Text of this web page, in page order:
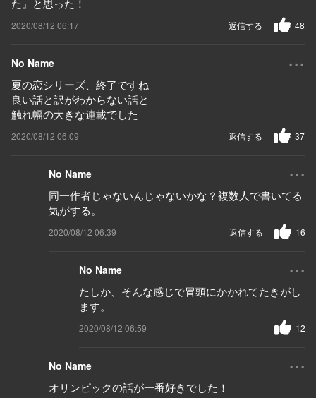
た』と思った！
2020/08/12 06:17 48
返信する
No Name ...
夏の恋シリーズ、終了ですね
良い話と訳がわからない話と
触れ幅の大きな連載でした
2020/08/12 06:09 37
返信する
No Name ...
同一作者じゃないんじゃないかな？複数人で書いてる
気がする。
2020/08/12 06:39 16
返信する
No Name ...
たしか、そんな感じで冒頭にかかれてたきがし
ます。
2020/08/12 06:59 12
No Name ...
オリンピックの話が一番好きでした！